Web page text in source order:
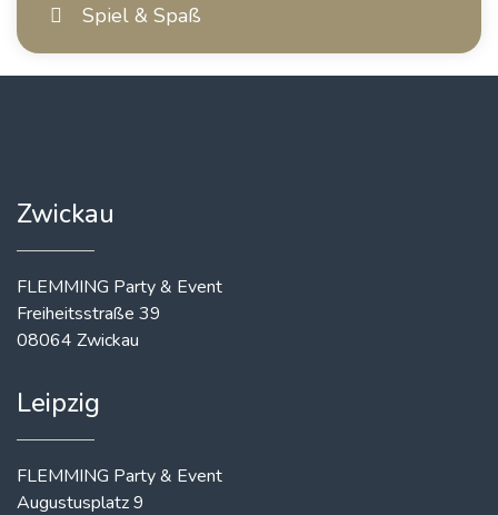
Spiel & Spaß
Zwickau
FLEMMING Party & Event
Freiheitsstraße 39
08064 Zwickau
Leipzig
FLEMMING Party & Event
Augustusplatz 9